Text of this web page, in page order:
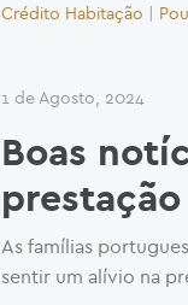
Crédito Habitação |
1 de Agosto, 2024
Boas
prestação
As famílias
sentir um alívio na